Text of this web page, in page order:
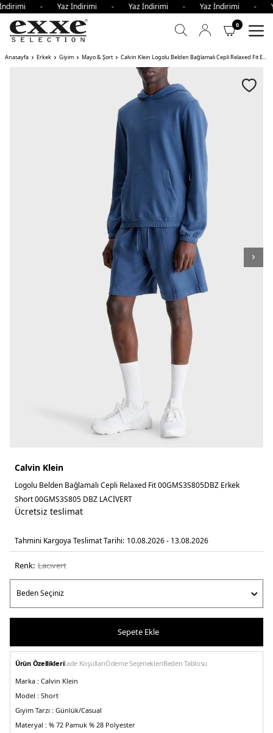
- Yaz İndirimi - Yaz İndirimi - Yaz İndirimi
0
Anasayfa Erkek Giyim Mayo & Şort Calvin Klein Logolu Belden Bağlamalı Cepli Relaxed Fit Erkek Short DBZ
Calvin Klein
Logolu Belden Bağlamalı Cepli Relaxed Fit 00GMS3S805DBZ Erkek
Short 00GMS3S805 DBZ LACİVERT
Ücretsiz teslimat
Tahmini Kargoya Teslimat Tarihi: 10.08.2026 - 13.08.2026
Renk: laci̇vert
Sepete Ekle
Ürün Özellikleriİade KoşullarıÖdeme SeçenekleriBeden Tablosu
Marka : Calvin Klein
Model : Short
Giyim Tarzı : Günlük/Casual
Materyal : % 72 Pamuk % 28 Polyester